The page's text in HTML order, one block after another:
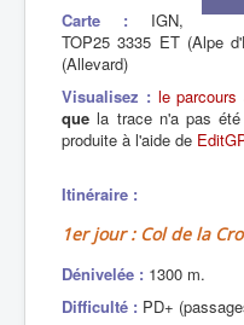
Carte : IGN,
TOP25 3335 ET (Alpe
(Allevard)
Visualisez : le
que la trace n'a pas
produite à l'aide de
Itinéraire :
1er jour : Col de la
Dénivelée : 1300 m.
Difficulté : PD+